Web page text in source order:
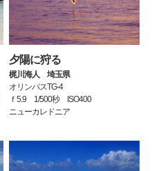
夕陽に狩る
梶川海人 埼玉県
オリンパスTG-4
ｆ5.9 1/500秒 ISO400
ニューカレドニア